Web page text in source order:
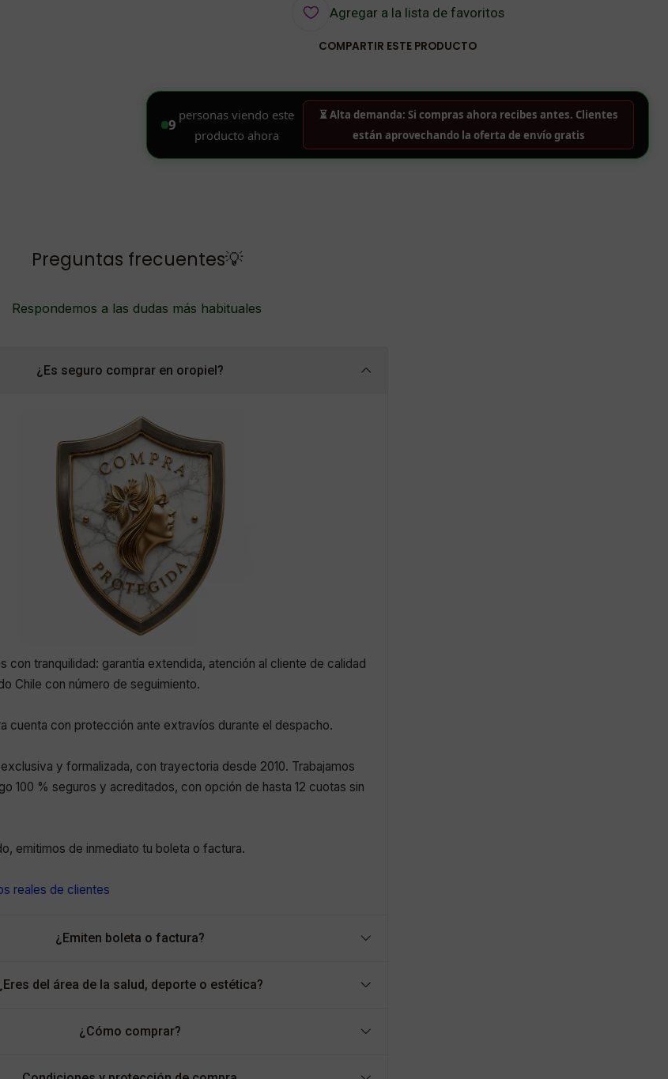
Agregar a la lista de favoritos
COMPARTIR ESTE PRODUCTO
Preguntas frecuentes💡
Respondemos a las dudas más habituales
¿Es seguro comprar en oropiel?
con tranquilidad: garantía extendida, atención al cliente de calidad
Chile con número de seguimiento.
cuenta con protección ante extravíos durante el despacho.
y formalizada, con trayectoria desde 2010. Trabajamos
100 % seguros y acreditados, con opción de hasta 12 cuotas sin
emitimos de inmediato tu boleta o factura.
reales de clientes
¿Emiten boleta o factura?
del área de la salud, deporte o estética?
¿Cómo comprar?